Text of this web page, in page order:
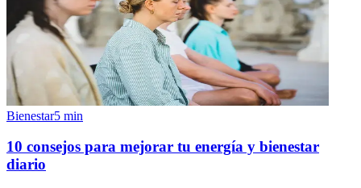
Bienestar5 min
10 consejos para mejorar tu energía y bienestar
diario